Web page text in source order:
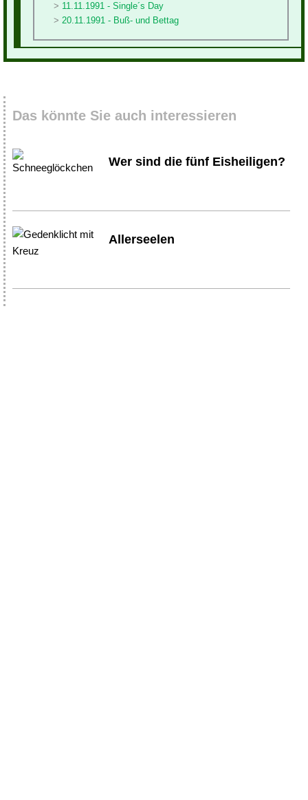
11.11.1991 - Single´s Day
20.11.1991 - Buß- und Bettag
Das könnte Sie auch interessieren
Wer sind die fünf Eisheiligen?
Allerseelen